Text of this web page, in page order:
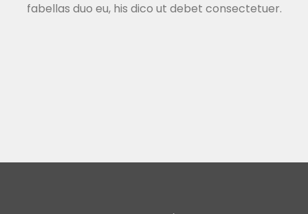
fabellas duo eu, his dico ut debet consectetuer.